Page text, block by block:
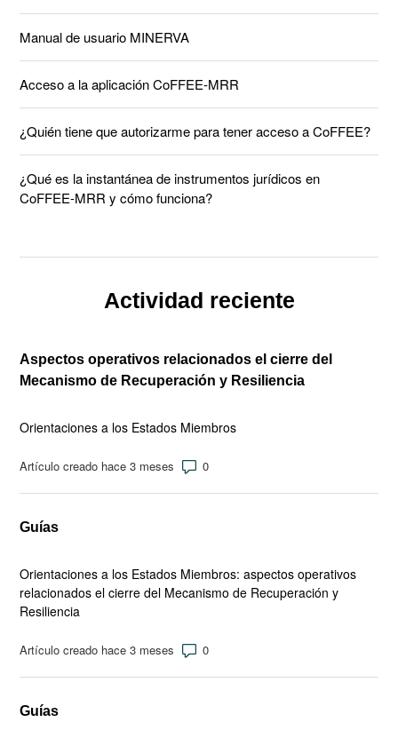
Manual de usuario MINERVA
Acceso a la aplicación CoFFEE-MRR
¿Quién tiene que autorizarme para tener acceso a CoFFEE?
¿Qué es la instantánea de instrumentos jurídicos en
CoFFEE-MRR y cómo funciona?
Actividad reciente
Aspectos operativos relacionados el cierre del
Mecanismo de Recuperación y Resiliencia
Orientaciones a los Estados Miembros
Artículo creado hace 3 meses Número de comentarios: 0
Guías
Orientaciones a los Estados Miembros: aspectos operativos
relacionados el cierre del Mecanismo de Recuperación y
Resiliencia
Artículo creado hace 3 meses Número de comentarios: 0
Guías